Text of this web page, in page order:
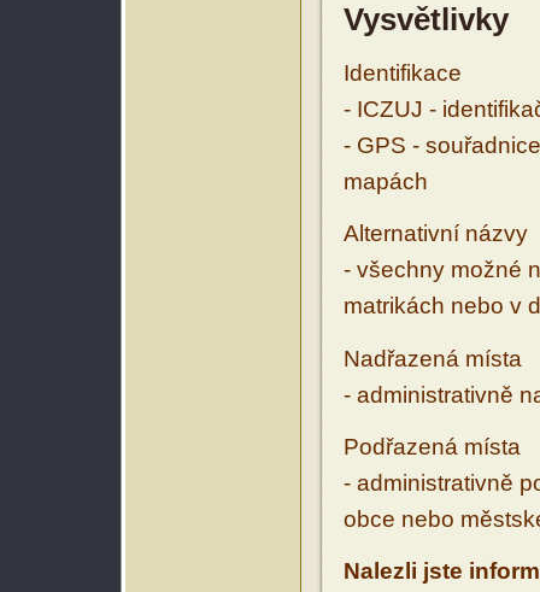
Vysvětlivky
Identifikace
- ICZUJ -
- GPS -
mapách
Alternativní názvy
- všechny možné
matrikách nebo v
Nadřazená místa
- administrativně
Podřazená místa
- administrativně
obce nebo
Nalezli jste